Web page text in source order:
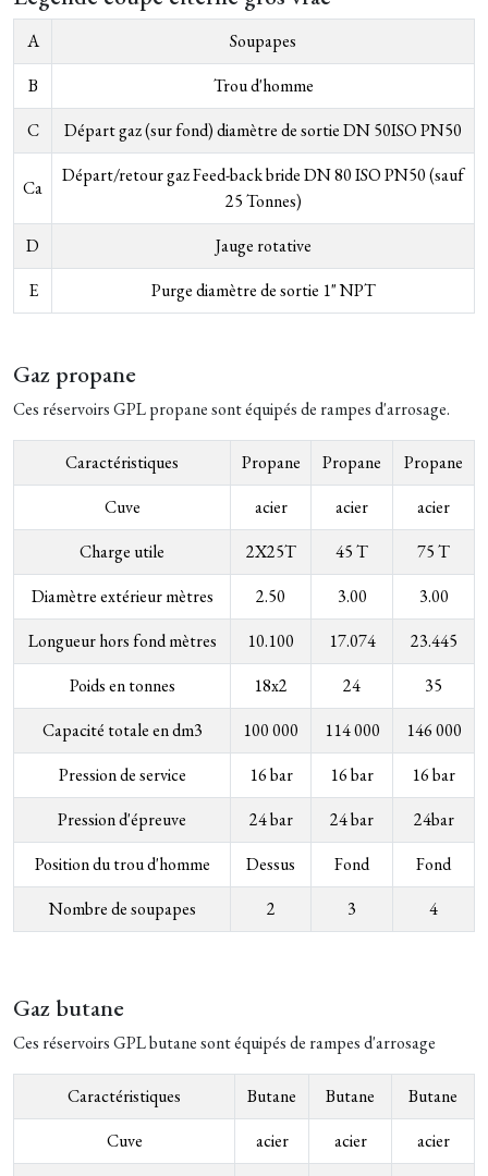
A
Soupapes
B
Trou d'homme
C
Départ gaz (sur fond) diamètre de sortie DN 50ISO PN50
Ca
Départ/retour gaz Feed-back bride DN 80 ISO PN50 (sauf
25 Tonnes)
D
Jauge rotative
E
Purge diamètre de sortie 1" NPT
Gaz propane
Ces réservoirs GPL propane sont équipés de rampes d'arrosage.
Caractéristiques Propane Propane
Propane
Cuve
acier acier
acier
Charge utile
2X25T 45 T
75 T
Diamètre extérieur mètres
2.50 3.00
3.00
Longueur hors fond mètres
10.100 17.074
23.445
Poids en tonnes
18x2 24
35
Capacité totale en dm3
100 000 114 000
146 000
Pression de service
16 bar 16 bar
16 bar
Pression d'épreuve
24 bar 24 bar
24bar
Position du trou d'homme
Dessus Fond
Fond
Nombre de soupapes
2 3 4
Gaz butane
Ces réservoirs GPL butane sont équipés de rampes d'arrosage
Caractéristiques Butane Butane
Butane
Cuve
acier acier
acier